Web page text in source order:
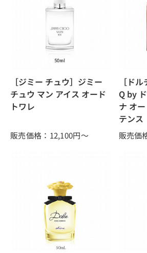
［ジミー チュウ］ジミー
チュウ マン アイス オード
トワレ
販売価格：12,100円～
［ド
Q by
ナ オ
テンス
販売価